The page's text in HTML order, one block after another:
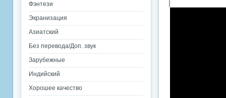
Фэнтези
Экранизация
Азиатский
Без перевода/Доп. звук
Зарубежные
Индийский
Хорошее качество